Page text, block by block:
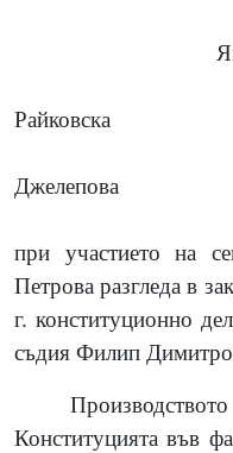
Райковска
Джелепова
при участието на
Петрова разгледа в
г. конституционно
съдия Филип
Конституцията във